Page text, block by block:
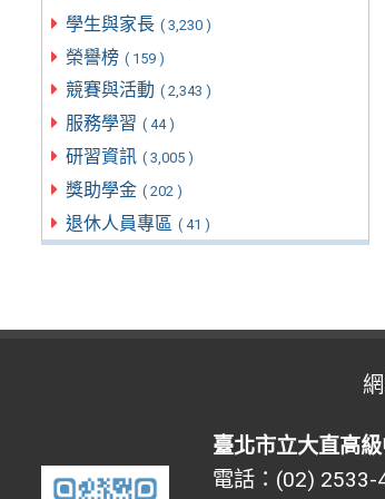
學生與家長 ( 3,230 )
榮譽榜 ( 159 )
競賽與活動 ( 2,343 )
服務學習 ( 44 )
研習資訊 ( 3,005 )
獎助學金 ( 202 )
退休人員專區 ( 41 )
臺北市立大直高
電話：(02) 2533-